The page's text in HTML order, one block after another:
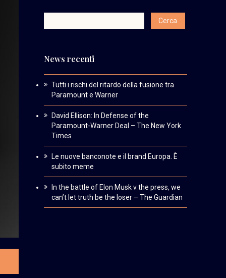
News recenti
Tutti i rischi del ritardo della fusione tra
Paramount e Warner
David Ellison: In Defense of the
Paramount-Warner Deal – The New York
Times
Le nuove banconote e il brand Europa. È
subito meme
In the battle of Elon Musk v the press, we
can’t let truth be the loser – The Guardian